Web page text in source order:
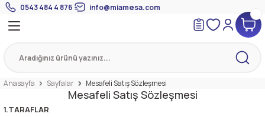
0543 484 4 876 info@miamesa.com
Suyu
Anasayfa Sayfalar Mesafeli Satış Sözleşmesi
Mesafeli Satış Sözleşmesi
1.TARAFLAR